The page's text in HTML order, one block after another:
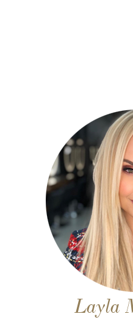
Layla